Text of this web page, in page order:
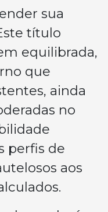
sua
título
equilibrada,
que
ainda
no
perfis de
aos